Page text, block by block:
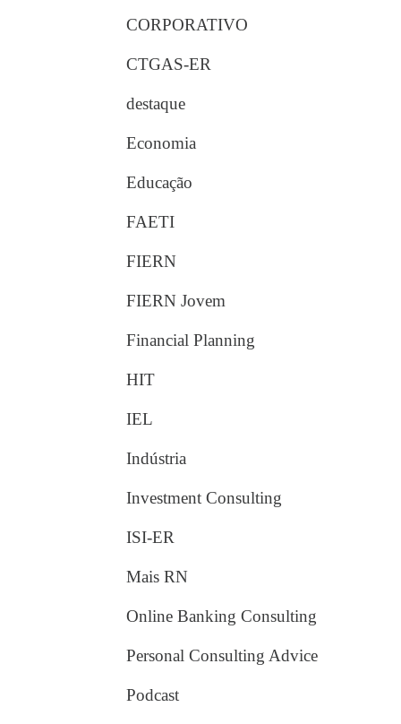
CORPORATIVO
CTGAS-ER
destaque
Economia
Educação
FAETI
FIERN
FIERN Jovem
Financial Planning
HIT
IEL
Indústria
Investment Consulting
ISI-ER
Mais RN
Online Banking Consulting
Personal Consulting Advice
Podcast